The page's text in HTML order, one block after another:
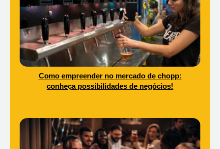
Como empreender no mercado de chopp:
conheça possibilidades de negócios!